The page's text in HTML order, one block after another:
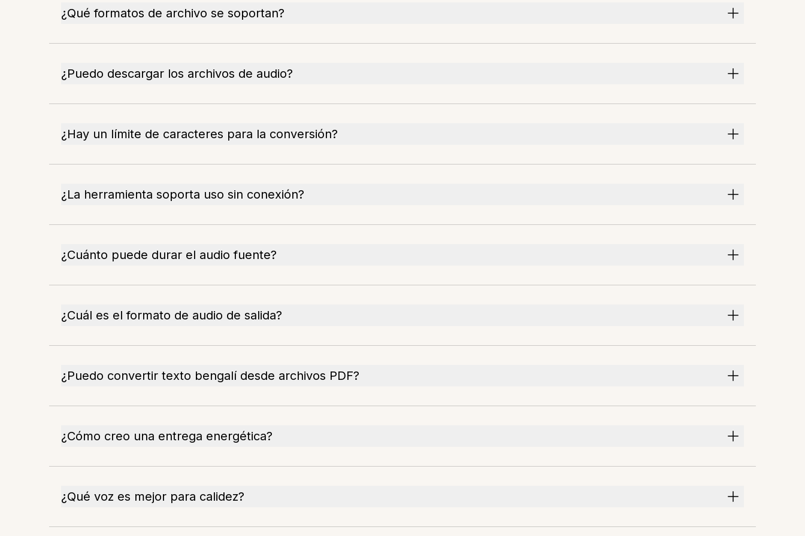
¿Qué formatos de archivo se soportan?
¿Puedo descargar los archivos de audio?
¿Hay un límite de caracteres para la conversión?
¿La herramienta soporta uso sin conexión?
¿Cuánto puede durar el audio fuente?
¿Cuál es el formato de audio de salida?
¿Puedo convertir texto bengalí desde archivos PDF?
¿Cómo creo una entrega energética?
¿Qué voz es mejor para calidez?